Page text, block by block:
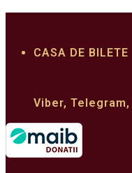
CASA DE BILETE
Viber,